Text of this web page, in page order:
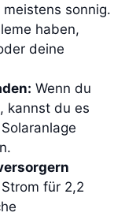
sonnig.
haben,
deine
Wenn du
kannst du es
für 2,2